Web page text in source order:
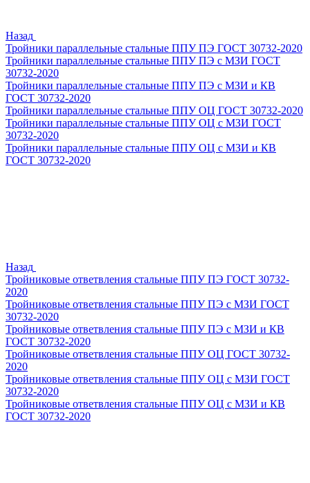
Назад
Тройники параллельные стальные ППУ ПЭ ГОСТ 30732-2020
Тройники параллельные стальные ППУ ПЭ с МЗИ ГОСТ
30732-2020
Тройники параллельные стальные ППУ ПЭ с МЗИ и КВ
ГОСТ 30732-2020
Тройники параллельные стальные ППУ ОЦ ГОСТ 30732-2020
Тройники параллельные стальные ППУ ОЦ с МЗИ ГОСТ
30732-2020
Тройники параллельные стальные ППУ ОЦ с МЗИ и КВ
ГОСТ 30732-2020
Назад
Тройниковые ответвления стальные ППУ ПЭ ГОСТ 30732-
2020
Тройниковые ответвления стальные ППУ ПЭ с МЗИ ГОСТ
30732-2020
Тройниковые ответвления стальные ППУ ПЭ с МЗИ и КВ
ГОСТ 30732-2020
Тройниковые ответвления стальные ППУ ОЦ ГОСТ 30732-
2020
Тройниковые ответвления стальные ППУ ОЦ с МЗИ ГОСТ
30732-2020
Тройниковые ответвления стальные ППУ ОЦ с МЗИ и КВ
ГОСТ 30732-2020